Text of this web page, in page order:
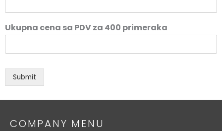
Ukupna cena sa PDV za 400 primeraka
Submit
COMPANY MENU